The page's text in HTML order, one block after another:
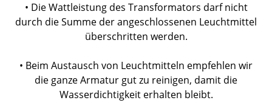
• Die Wattleistung des Transformators darf nicht
durch die Summe der angeschlossenen Leuchtmittel
überschritten werden.
• Beim Austausch von Leuchtmitteln empfehlen wir
die ganze Armatur gut zu reinigen, damit die
Wasserdichtigkeit erhalten bleibt.